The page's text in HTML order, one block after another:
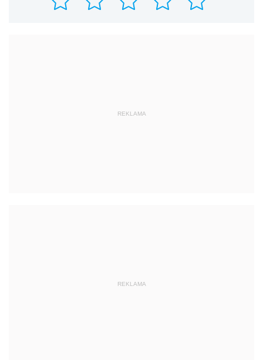
REKLAMA
REKLAMA